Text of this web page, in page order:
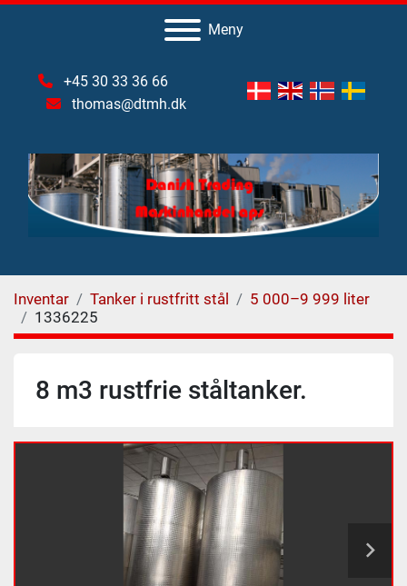
Meny
+45 30 33 36 66
thomas@dtmh.dk
Inventar Tanker i rustfritt stål
5 000–9 999 liter
1336225
8 m3 rustfrie ståltanker.